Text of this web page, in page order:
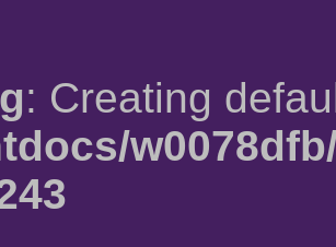
: Creating